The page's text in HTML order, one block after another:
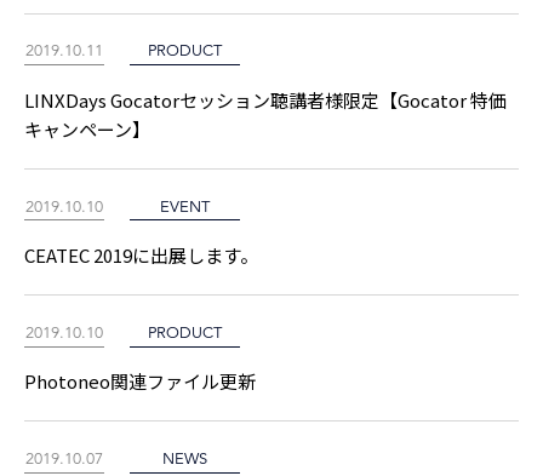
2019.10.11 PRODUCT
LINXDays Gocatorセッション聴講者様限定【Gocator 特価
キャンペーン】
2019.10.10 EVENT
CEATEC 2019に出展します。
2019.10.10 PRODUCT
Photoneo関連ファイル更新
2019.10.07 NEWS